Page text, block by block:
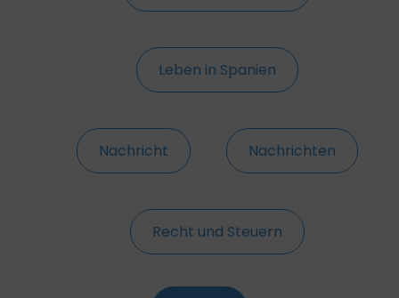
Leben in Spanien
Nachricht Nachrichten
Recht und Steuern